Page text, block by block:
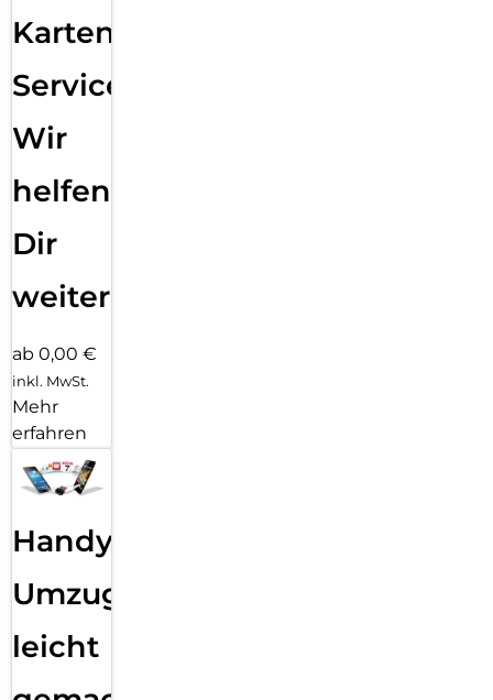
Karten
Service:
Wir
helfen
Dir
weiter
ab 0,00 €
inkl. MwSt.
Mehr
erfahren
Handy
Umzug
leicht